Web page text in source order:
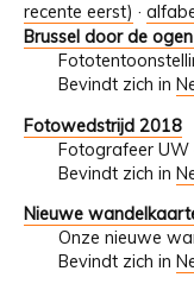
recente eerst) ·
Brussel door de
Bevindt zich in
Fotowedstrijd 2018
Fotografeer UW
Bevindt zich in
Nieuwe
Onze nieuwe
Bevindt zich in